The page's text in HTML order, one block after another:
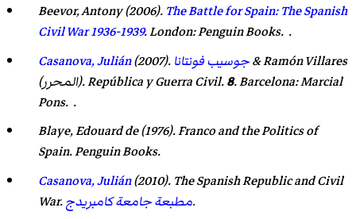
Beevor, Antony(2006).The Battle for Spain: The Spanish
Civil War 1936-1939. London: Penguin Books. .
Casanova, Julián(2007).جوسيب فونتانا&Ramón Villares
(المحرر).República y Guerra Civil.8. Barcelona: Marcial
Pons. .
Blaye, Edouard de (1976).Franco and the Politics of
Spain. Penguin Books.
Casanova, Julián(2010).The Spanish Republic and Civil
War.مطبعة جامعة كامبريدج.